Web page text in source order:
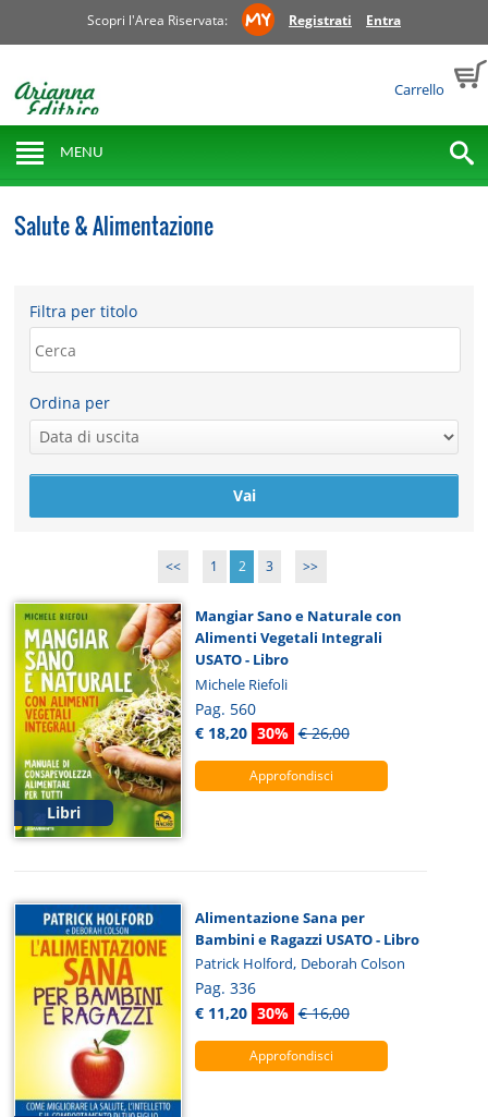
Scopri l'Area Riservata: Registrati Entra
Carrello
MENU
Salute & Alimentazione
Filtra per titolo
Ordina per
<< 1 2 3 >>
Libri
Mangiar Sano e Naturale con
Alimenti Vegetali Integrali
USATO - Libro
Michele Riefoli
Pag. 560
€ 18,20 30% € 26,00
Approfondisci
Alimentazione Sana per
Bambini e Ragazzi USATO - Libro
Patrick Holford, Deborah Colson
Pag. 336
€ 11,20 30% € 16,00
Approfondisci